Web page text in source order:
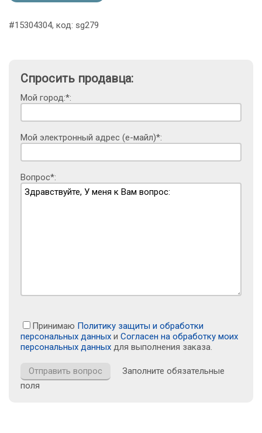
#15304304, код: sg279
Спросить продавца:
Мой город:*:
Мой электронный адрес (е-майл)*:
Вопрос*:
Принимаю Политику защиты и обработки
персональных данных и Согласен на обработку моих
персональных данных для выполнения заказа.
Заполните обязательные
поля